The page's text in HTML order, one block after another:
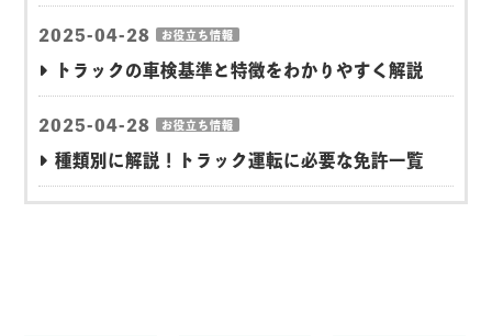
2025-04-28 お役立ち情報
トラックの車検基準と特徴をわかりやすく解説
2025-04-28 お役立ち情報
種類別に解説！トラック運転に必要な免許一覧